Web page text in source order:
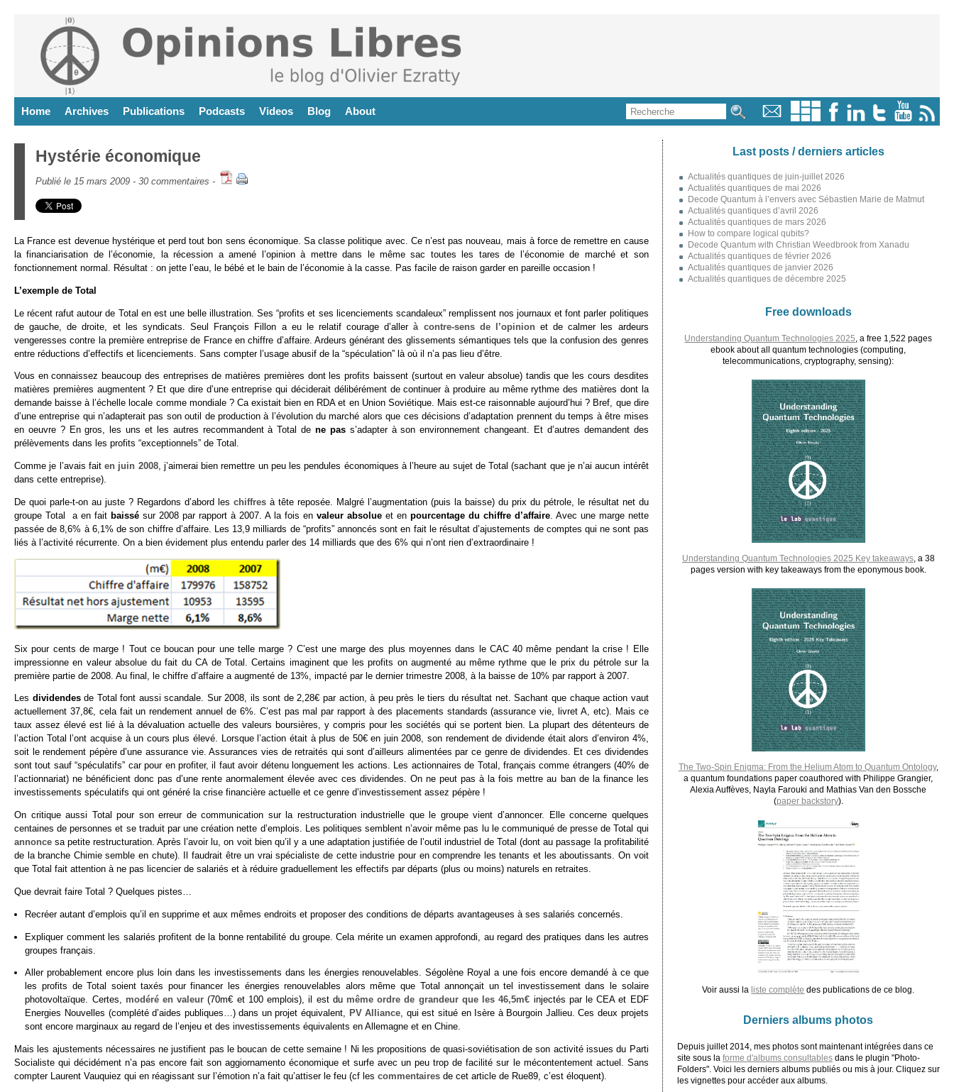
Home Archives Publications Podcasts Videos Blog About
Hystérie économique
Publié le 15 mars 2009 - 30 commentaires -
La France est devenue hystérique et perd tout bon sens économique. Sa classe politique avec. Ce n’est pas nouveau, mais à force de remettre en cause
la financiarisation de l’économie, la récession a amené l’opinion à mettre dans le même sac toutes les tares de l’économie de marché et son
fonctionnement normal. Résultat : on jette l’eau, le bébé et le bain de l’économie à la casse. Pas facile de raison garder en pareille occasion !
L’exemple de Total
Le récent rafut autour de Total en est une belle illustration. Ses “profits et ses licenciements scandaleux” remplissent nos journaux et font parler politiques
de gauche, de droite, et les syndicats. Seul François Fillon a eu le relatif courage d’allerà contre-sens de l’opinionet de calmer les ardeurs
vengeresses contre la première entreprise de France en chiffre d’affaire. Ardeurs générant des glissements sémantiques tels que la confusion des genres
entre réductions d’effectifs et licenciements. Sans compter l’usage abusif de la “spéculation” là où il n’a pas lieu d’être.
Vous en connaissez beaucoup des entreprises de matières premières dont les profits baissent (surtout en valeur absolue) tandis que les cours desdites
matières premières augmentent ? Et que dire d’une entreprise qui déciderait délibérément de continuer à produire au même rythme des matières dont la
demande baisse à l’échelle locale comme mondiale ? Ca existait bien en RDA et en Union Soviétique. Mais est-ce raisonnable aujourd’hui ? Bref, que dire
d’une entreprise qui n’adapterait pas son outil de production à l’évolution du marché alors que ces décisions d’adaptation prennent du temps à être mises
en oeuvre ? En gros, les uns et les autres recommandent à Total dene pas s’adapter à son environnement changeant. Et d’autres demandent des
prélèvements dans les profits “exceptionnels” de Total.
Comme je l’avais faiten juin 2008, j’aimerai bien remettre un peu les pendules économiques à l’heure au sujet de Total (sachant que je n’ai aucun intérêt
dans cette entreprise).
De quoi parle-t-on au juste ? Regardons d’abord les chiffresà tête reposée. Malgré l’augmentation (puis la baisse) du prix du pétrole, le résultat net du
groupe Total a en fait baissé sur 2008 par rapport à 2007. A la fois en valeur absolue et en pourcentage du chiffre d’affaire. Avec une marge nette
passée de 8,6% à 6,1% de son chiffre d’affaire. Les 13,9 milliards de “profits” annoncés sont en fait le résultat d’ajustements de comptes qui ne sont pas
liés à l’activité récurrente. On a bien évidement plus entendu parler des 14 milliards que des 6% qui n’ont rien d’extraordinaire !
Six pour cents de marge ! Tout ce boucan pour une telle marge ? C’est une marge des plus moyennes dans le CAC 40 même pendant la crise ! Elle
impressionne en valeur absolue du fait du CA de Total. Certains imaginent que les profits on augmenté au même rythme que le prix du pétrole sur la
première partie de 2008. Au final, le chiffre d’affaire a augmenté de 13%, impacté par le dernier trimestre 2008, à la baisse de 10% par rapport à 2007.
Les dividendesde Total font aussi scandale. Sur 2008, ils sont de 2,28€ par action, à peu près le tiers du résultat net. Sachant que chaque action vaut
actuellement 37,8€, cela fait un rendement annuel de 6%. C’est pas mal par rapport à des placements standards (assurance vie, livret A, etc). Mais ce
taux assez élevé est lié à la dévaluation actuelle des valeurs boursières, y compris pour les sociétés qui se portent bien. La plupart des détenteurs de
l’action Total l’ont acquise à un cours plus élevé. Lorsque l’action était à plus de 50€ en juin 2008, son rendement de dividende était alors d’environ 4%,
soit le rendement pépère d’une assurance vie. Assurances vies de retraités qui sont d’ailleurs alimentées par ce genre de dividendes. Et ces dividendes
sont tout sauf “spéculatifs” car pour en profiter, il faut avoir détenu longuement les actions. Les actionnaires de Total, français comme étrangers (40% de
l’actionnariat) ne bénéficient donc pas d’une rente anormalement élevée avec ces dividendes. On ne peut pas à la fois mettre au ban de la finance les
investissements spéculatifs qui ont généré la crise financière actuelle et ce genre d’investissement assez pépère !
On critique aussi Total pour son erreur de communication sur la restructuration industrielle que le groupe vient d’annoncer. Elle concerne quelques
centaines de personnes et se traduit par une création nette d’emplois. Les politiques semblent n’avoir même pas lu le communiqué de presse de Total qui
annonce sa petite restructuration. Après l’avoir lu, on voit bien qu’il y a une adaptation justifiée de l’outil industriel de Total (dont au passage la profitabilité
de la branche Chimie semble en chute). Il faudrait être un vrai spécialiste de cette industrie pour en comprendre les tenants et les aboutissants. On voit
que Total fait attention à ne pas licencier de salariés et à réduire graduellement les effectifs par départs (plus ou moins) naturels en retraites.
Que devrait faire Total ? Quelques pistes…
Recréer autant d’emplois qu’il en supprime et aux mêmes endroits et proposer des conditions de départs avantageuses à ses salariés concernés.
Expliquer comment les salariés profitent de la bonne rentabilité du groupe. Cela mérite un examen approfondi, au regard des pratiques dans les autres
groupes français.
Aller probablement encore plus loin dans les investissements dans les énergies renouvelables. Ségolène Royal a une fois encore demandé à ce que
les profits de Total soient taxés pour financer les énergies renouvelables alors même que Total annonçait un tel investissement dans le solaire
photovoltaïque. Certes, modéré en valeur (70m€ et 100 emplois), il est du même ordre de grandeur que les 46,5m€ injectés par le CEA et EDF
Energies Nouvelles (complété d’aides publiques…) dans un projet équivalent, PV Alliance, qui est situé en Isère à Bourgoin Jallieu. Ces deux projets
sont encore marginaux au regard de l’enjeu et des investissements équivalents en Allemagne et en Chine.
Mais les ajustements nécessaires ne justifient pas le boucan de cette semaine ! Ni les propositions de quasi-soviétisation de son activité issues du Parti
Socialiste qui décidément n’a pas encore fait son aggiornamento économique et surfe avec un peu trop de facilité sur le mécontentement actuel. Sans
compter Laurent Vauquiez qui en réagissant sur l’émotion n’a fait qu’attiser le feu (cf les commentaires de cet article de Rue89, c’est éloquent).
Last posts / derniers articles
Actualités quantiques de juin-juillet 2026
Actualités quantiques de mai 2026
Decode Quantum à l’envers avec Sébastien Marie de Matmut
Actualités quantiques d’avril 2026
Actualités quantiques de mars 2026
How to compare logical qubits?
Decode Quantum with Christian Weedbrook from Xanadu
Actualités quantiques de février 2026
Actualités quantiques de janvier 2026
Actualités quantiques de décembre 2025
Free downloads
Understanding Quantum Technologies 2025 , a free 1,522 pages
ebook about all quantum technologies (computing,
telecommunications, cryptography, sensing):
Understanding Quantum Technologies 2025 Key takeaways, a 38
pages version with key takeaways from the eponymous book.
The Two-Spin Enigma: From the Helium Atom to Quantum Ontology,
a quantum foundations paper coauthored with Philippe Grangier,
Alexia Auffèves, Nayla Farouki and Mathias Van den Bossche
(paper backstory).
Voir aussi la liste complète des publications de ce blog.
Derniers albums photos
Depuis juillet 2014, mes photos sont maintenant intégrées dans ce
site sous la forme d'albums consultablesdans le plugin "Photo-
Folders". Voici les derniers albums publiés ou mis à jour. Cliquez sur
les vignettes pour accéder aux albums.